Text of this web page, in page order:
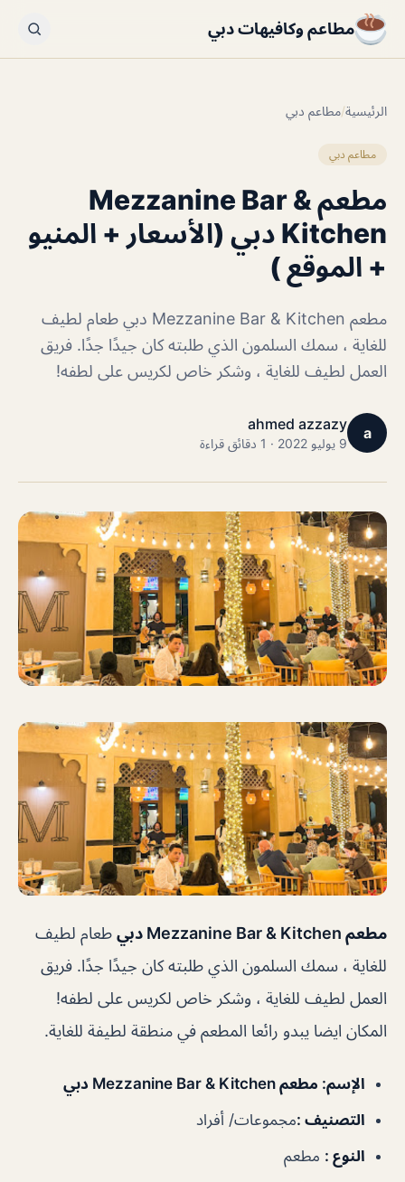
مطاعم وكافيهات دبي
الرئيسية/مطاعم دبي
مطاعم دبي
مطعم Mezzanine Bar &
Kitchen دبي (الأسعار + المنيو
+ الموقع )
مطعم Mezzanine Bar & Kitchen دبي طعام لطيف
للغاية ، سمك السلمون الذي طلبته كان جيدًا جدًا. فريق
العمل لطيف للغاية ، وشكر خاص لكريس على لطفه!
a
ahmed azzazy
9 يوليو 2022 · 1 دقائق قراءة
مطعم Mezzanine Bar & Kitchen دبي
طعام لطيف
للغاية ، سمك السلمون الذي طلبته كان جيدًا جدًا. فريق
العمل لطيف للغاية ، وشكر خاص لكريس على لطفه!
المكان ايضا يبدو رائعا المطعم في منطقة لطيفة للغاية.
الإسم: مطعم Mezzanine Bar & Kitchen دبي
التصنيف :مجموعات/ أفراد
النوع : مطعم